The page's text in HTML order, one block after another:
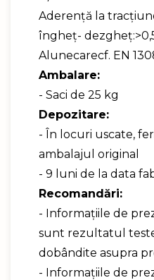
Aderenţă la
îngheț-
Alunecarecf. EN
Ambalare:
- Saci de 25 kg
Depozitare:
- În locuri uscate,
ambalajul original
- 9 luni de la data
Recomandări:
- Informaţiile de
sunt rezultatul
dobândite asupra
- Informaţiile de